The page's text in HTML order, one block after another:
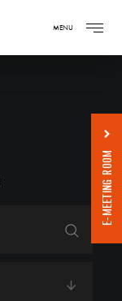
MENU
E-MEETING ROOM